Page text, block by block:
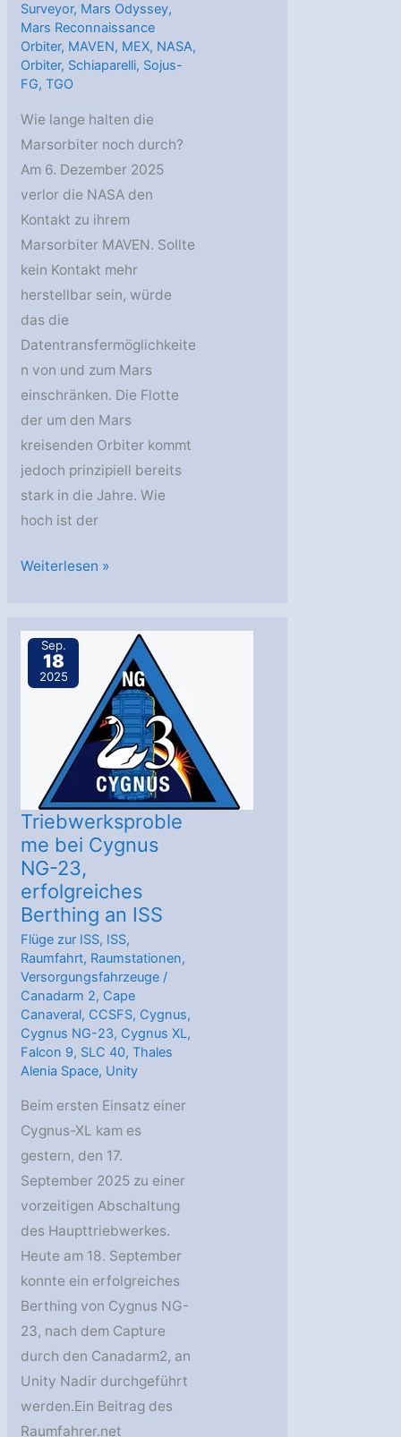
Surveyor, Mars Odyssey,
Mars Reconnaissance
Orbiter, MAVEN, MEX, NASA,
Orbiter, Schiaparelli, Sojus-
FG,TGO
Wie lange halten die
Marsorbiter noch durch?
Am 6. Dezember 2025
verlor die NASA den
Kontakt zu ihrem
Marsorbiter MAVEN. Sollte
kein Kontakt mehr
herstellbar sein, würde
das die
Datentransfermöglichkeite
n von und zum Mars
einschränken. Die Flotte
der um den Mars
kreisenden Orbiter kommt
jedoch prinzipiell bereits
stark in die Jahre. Wie
hoch ist der
Kontaktverlust
und
alternde
Orbiter
Weiterlesen »
Sep.
18
2025
Triebwerksproble
me bei Cygnus
NG-23,
erfolgreiches
Berthing an ISS
Flüge zur ISS, ISS,
Raumfahrt, Raumstationen,
Versorgungsfahrzeuge /
Canadarm 2, Cape
Canaveral, CCSFS, Cygnus,
Cygnus NG-23, Cygnus XL,
Falcon 9, SLC 40,Thales
Alenia Space, Unity
Beim ersten Einsatz einer
Cygnus-XL kam es
gestern, den 17.
September 2025 zu einer
vorzeitigen Abschaltung
des Haupttriebwerkes.
Heute am 18. September
konnte ein erfolgreiches
Berthing von Cygnus NG-
23, nach dem Capture
durch den Canadarm2, an
Unity Nadir durchgeführt
werden.Ein Beitrag des
Raumfahrer.net